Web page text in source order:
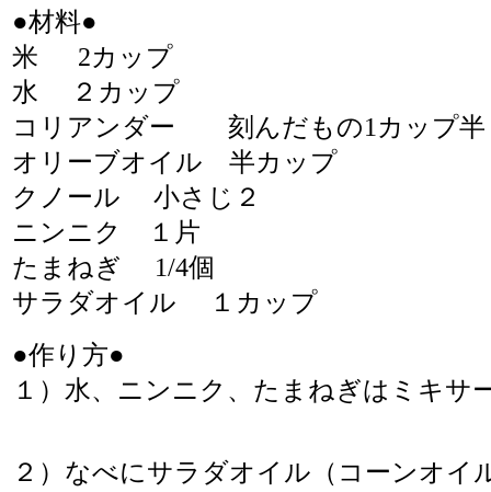
●材料●
米 2カップ
水 ２カップ
コリアンダー 刻んだもの1カッ
オリーブオイル 半カップ
クノール 小さじ２
ニンニク １片
たまねぎ 1/4個
サラダオイル １カップ
●作り方●
１）水、ニンニク、たまねぎはミキサ
２）なべにサラダオイル（コーンオイ